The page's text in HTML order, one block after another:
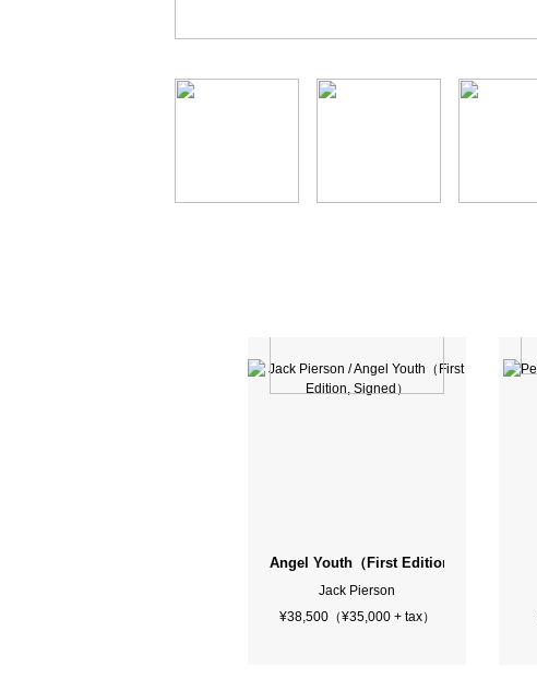
Angel Youth（First Edition, Signed）
Jack Pierson
¥38,500（¥35,000 + tax）